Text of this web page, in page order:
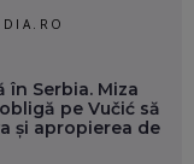
în Serbia. Miza
pe Vučić să
și apropierea de